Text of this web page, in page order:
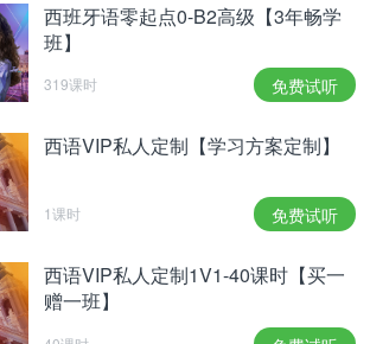
西班牙语零起点0-B2高级【3年畅学
班】
319课时 免费试听
西语VIP私人定制【学习方案定制】
1课时 免费试听
西语VIP私人定制1V1-40课时【买一
赠一班】